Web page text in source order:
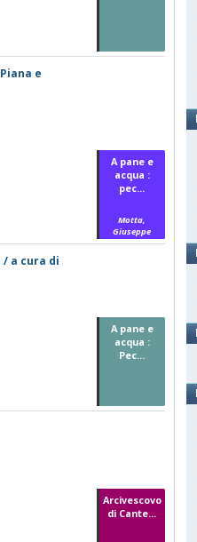
e
A pane e
acqua :
pec...
Motta,
Giuseppe
/ a cura di
A pane e
acqua :
Pec...
Arcivescovo
di Cante...